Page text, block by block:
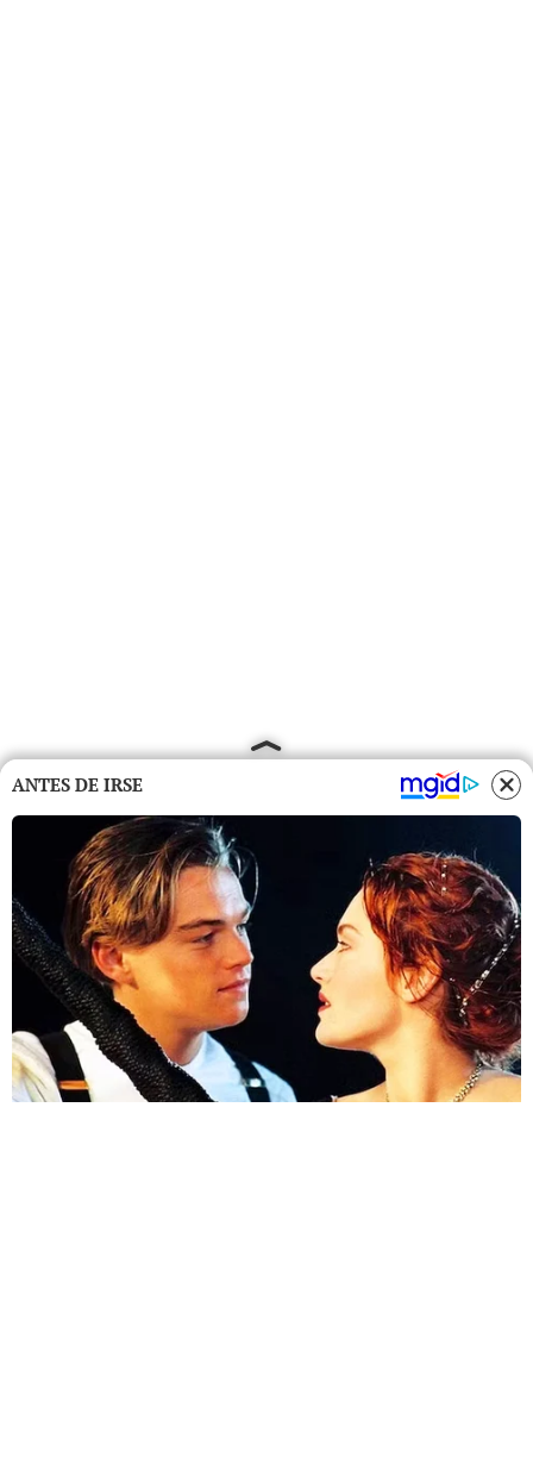
ANTES DE IRSE